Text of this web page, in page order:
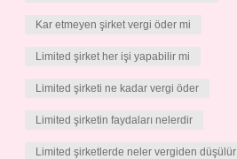
Kar etmeyen şirket vergi öder mi
Limited şirket her işi yapabilir mi
Limited şirketi ne kadar vergi öder
Limited şirketin faydaları nelerdir
Limited şirketlerde neler vergiden düşülür